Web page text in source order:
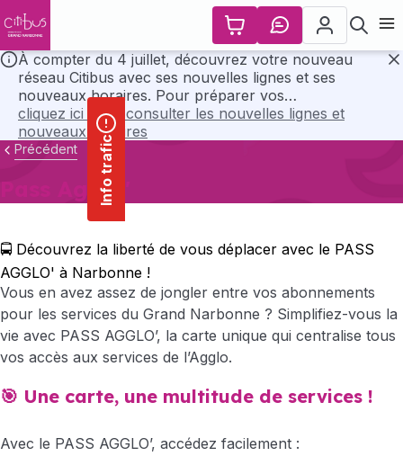
principal
À compter du 4 juillet, découvrez votre nouveau
réseau Citibus avec ses nouvelles lignes et ses
nouveaux horaires. Pour préparer vos
déplacements, consultez l’ensemble des horaires et
les plans du nouveau réseau en cliquant ci-dessous..
cliquez ici pour consulter les nouvelles lignes et
nouveaux horaires
Info trafic
Précédent
Pass Agglo'
🚍 Découvrez la liberté de vous déplacer avec le PASS
AGGLO' à Narbonne !
Vous en avez assez de jongler entre vos abonnements
pour les services du Grand Narbonne ? Simplifiez-vous la
vie avec PASS AGGLO’, la carte unique qui centralise tous
vos accès aux services de l’Agglo.
🎯 Une carte, une multitude de services !
Avec le PASS AGGLO’, accédez facilement :
Panneau de gestion des cookies